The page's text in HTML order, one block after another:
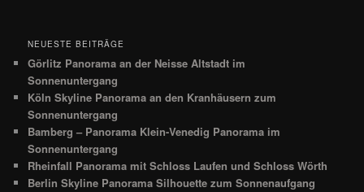
NEUESTE BEITRÄGE
Görlitz Panorama an der Neisse Altstadt im
Sonnenuntergang
Köln Skyline Panorama an den Kranhäusern zum
Sonnenuntergang
Bamberg – Panorama Klein-Venedig Panorama im
Sonnenuntergang
Rheinfall Panorama mit Schloss Laufen und Schloss Wörth
Berlin Skyline Panorama Silhouette zum Sonnenaufgang